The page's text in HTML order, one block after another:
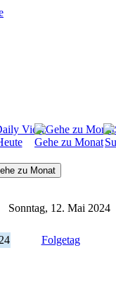
Gehe zu Monat
zu Monat
Sonntag, 12. Mai 2024
Folgetag